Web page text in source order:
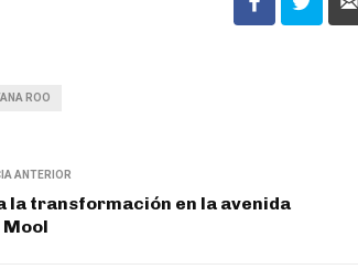
ROO
ANTERIOR
la transformación en la avenida
Mool